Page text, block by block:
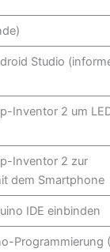
Studio
Inventor 2 um
Inventor 2 zur
dem Smartphone
IDE einbinden
Programmierung